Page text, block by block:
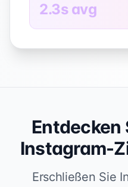
2.3s avg
Entdecken
Instagram-
Erschließen Sie